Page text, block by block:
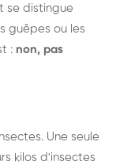
se distingue
guêpes ou les
: non, pas
Une seule
kilos d'insectes